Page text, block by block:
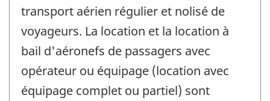
transport aérien régulier et nolisé de
voyageurs. La location et la location à
bail d'aéronefs de passagers avec
opérateur ou équipage (location avec
équipage complet ou partiel) sont